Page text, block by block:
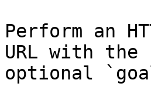
Perform an
URL with
optional